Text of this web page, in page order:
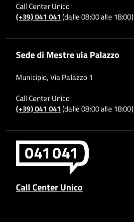
Call Center Unico
(+39) 041 041(dalle 08:00 alle 18:00)
Sede di Mestre via Palazzo
Municipio, Via Palazzo 1
Call Center Unico
(+39) 041 041(dalle 08:00 alle 18:00)
Call Center Unico